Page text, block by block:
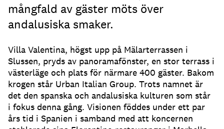
mångfald av gäster möts över
andalusiska smaker.
Villa Valentina, högst upp på Mälarterrassen i
Slussen, pryds av panoramafönster, en stor terrass i
västerläge och plats för närmare 400 gäster. Bakom
krogen står Urban Italian Group. Trots namnet är
det den spanska och andalusiska kulturen som står
i fokus denna gång. Visionen föddes under ett par
års tid i Spanien i samband med att koncernen